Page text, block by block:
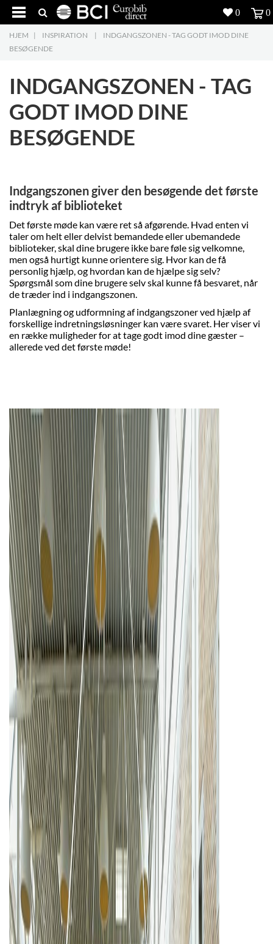
5
Produkter
Download
5
Kontakt os
HJEM | INSPIRATION |
INDGANGSZONEN - TAG GODT IMOD DINE
BESØGENDE
INDGANGSZONEN - TAG
GODT IMOD DINE
BESØGENDE
Indgangszonen giver den besøgende det første
indtryk af biblioteket
Det første møde kan være ret så afgørende. Hvad enten vi
taler om helt eller delvist bemandede eller ubemandede
biblioteker, skal dine brugere ikke bare føle sig velkomne,
men også hurtigt kunne orientere sig. Hvor kan de få
personlig hjælp, og hvordan kan de hjælpe sig selv?
Spørgsmål som dine brugere selv skal kunne få besvaret, når
de træder ind i indgangszonen.
Planlægning og udformning af indgangszoner ved hjælp af
forskellige indretningsløsninger kan være svaret. Her viser vi
en række muligheder for at tage godt imod dine gæster –
allerede ved det første møde!
0 0